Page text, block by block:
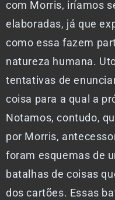
com Morris, iríamos
elaboradas, já que
como essa fazem
natureza humana.
tentativas de
coisa para a qual a
Notamos, contudo,
por Morris,
foram esquemas de
batalhas de coisas
dos cartões. Essas